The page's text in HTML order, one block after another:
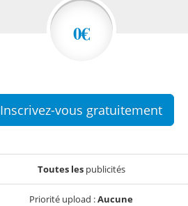
0€
Inscrivez-vous gratuitement
Toutes lespublicités
Priorité upload :Aucune